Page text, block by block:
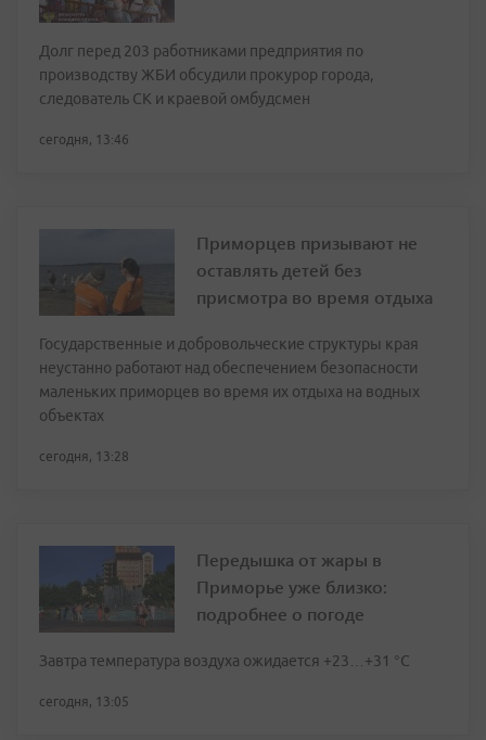
Долг перед 203 работниками предприятия по
производству ЖБИ обсудили прокурор города,
следователь СК и краевой омбудсмен
сегодня, 13:46
Приморцев призывают не
оставлять детей без
присмотра во время отдыха
Государственные и добровольческие структуры края
неустанно работают над обеспечением безопасности
маленьких приморцев во время их отдыха на водных
объектах
сегодня, 13:28
Передышка от жары в
Приморье уже близко:
подробнее о погоде
Завтра температура воздуха ожидается +23…+31 °C
сегодня, 13:05